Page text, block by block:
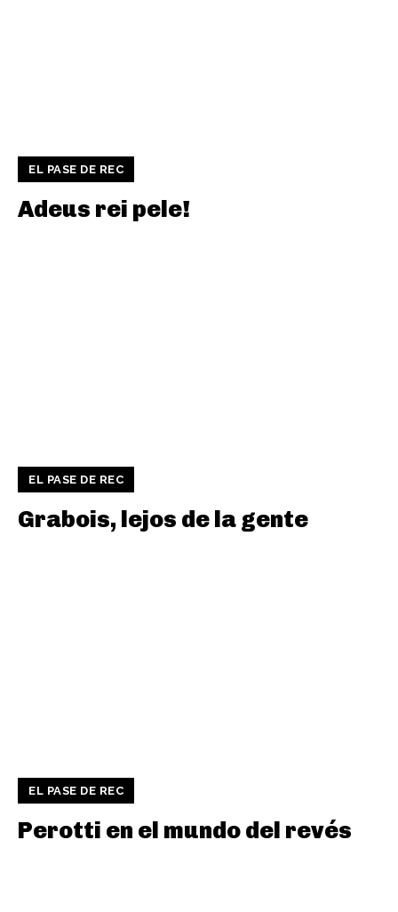
EL PASE DE REC
Adeus rei pele!
EL PASE DE REC
Grabois, lejos de la gente
EL PASE DE REC
Perotti en el mundo del revés